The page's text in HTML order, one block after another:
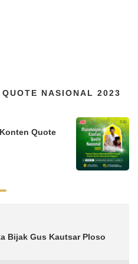
NASIONAL 2023
Quote
Bijak Gus Kautsar Ploso